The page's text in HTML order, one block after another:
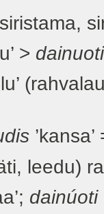
> dainuoti
leedu)
dainúoti